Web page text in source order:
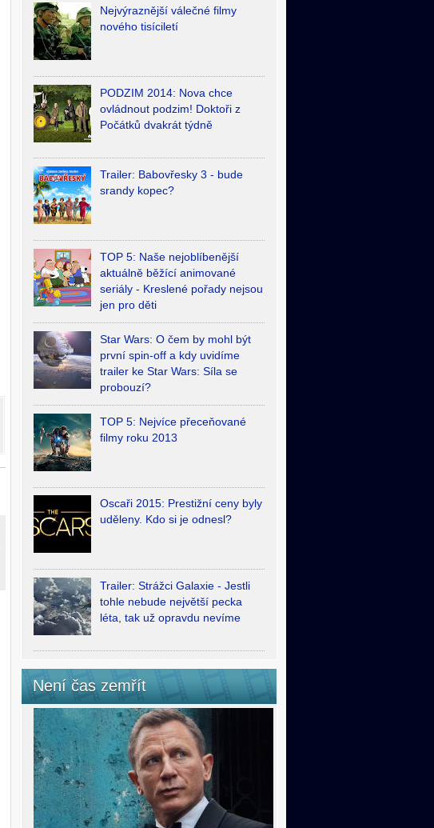
Nejvýraznější válečné filmy
nového tisíciletí
PODZIM 2014: Nova chce
ovládnout podzim! Doktoři z
Počátků dvakrát týdně
Trailer: Babovřesky 3 - bude
srandy kopec?
TOP 5: Naše nejoblíbenější
aktuálně běžící animované
seriály - Kreslené pořady nejsou
jen pro děti
Star Wars: O čem by mohl být
první spin-off a kdy uvidíme
trailer ke Star Wars: Síla se
probouzí?
TOP 5: Nejvíce přeceňované
filmy roku 2013
Oscaři 2015: Prestižní ceny byly
uděleny. Kdo si je odnesl?
Trailer: Strážci Galaxie - Jestli
tohle nebude největší pecka
léta, tak už opravdu nevíme
Není čas zemřít